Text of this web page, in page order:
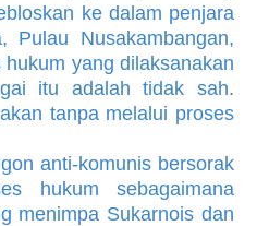
ke dalam penjara
Pulau Nusakambangan,
yang dilaksanakan
itu adalah tidak sah.
tanpa melalui proses
anti-komunis bersorak
hukum sebagaimana
menimpa Sukarnois dan